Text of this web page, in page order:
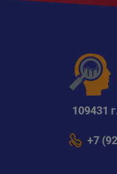
109431
+7